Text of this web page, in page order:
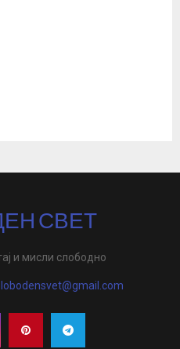
СВЕТ
и мисли слободно